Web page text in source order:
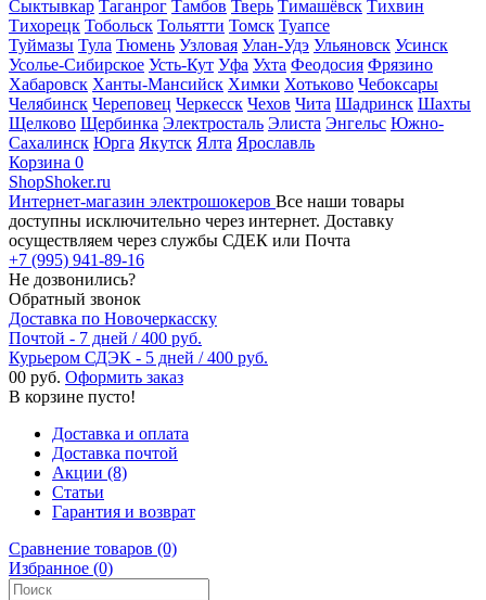
Сыктывкар Таганрог Тамбов Тверь Тимашёвск Тихвин
Тихорецк Тобольск Тольятти Томск Туапсе
Туймазы Тула Тюмень Узловая Улан-Удэ Ульяновск Усинск
Усолье-Сибирское Усть-Кут Уфа Ухта Феодосия Фрязино
Хабаровск Ханты-Мансийск Химки Хотьково Чебоксары
Челябинск Череповец Черкесск Чехов Чита Шадринск Шахты
Щелково Щербинка Электросталь Элиста Энгельс Южно-
Сахалинск Юрга Якутск Ялта Ярославль
Корзина 0
ShopShoker.ru
Интернет-магазин электрошокеров Все наши товары
доступны исключительно через интернет. Доставку
осуществляем через службы СДЕК или Почта
+7 (995) 941-89-16
Не дозвонились?
Обратный звонок
Доставка по Новочеркасску
Почтой - 7 дней / 400 руб.
Курьером СДЭК - 5 дней / 400 руб.
00 руб. Оформить заказ
В корзине пусто!
Доставка и оплата
Доставка почтой
Акции (8)
Статьи
Гарантия и возврат
Сравнение товаров (0)
Избранное (0)